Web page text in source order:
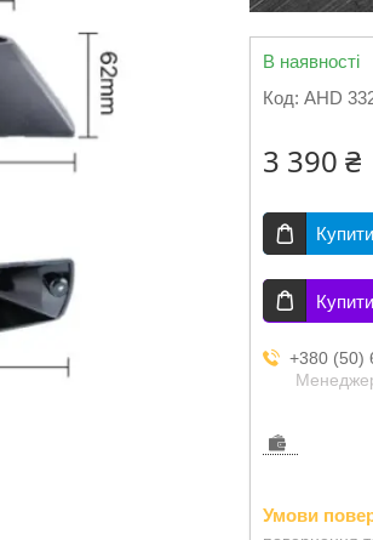
В наявності
Код: AHD
3 390 ₴
Купити
+380 (50)